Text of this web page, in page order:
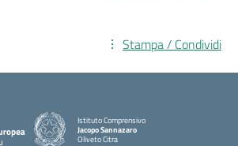
Stampa / Condividi
Istituto Comprensivo
Jacopo Sannazaro
Oliveto Citra